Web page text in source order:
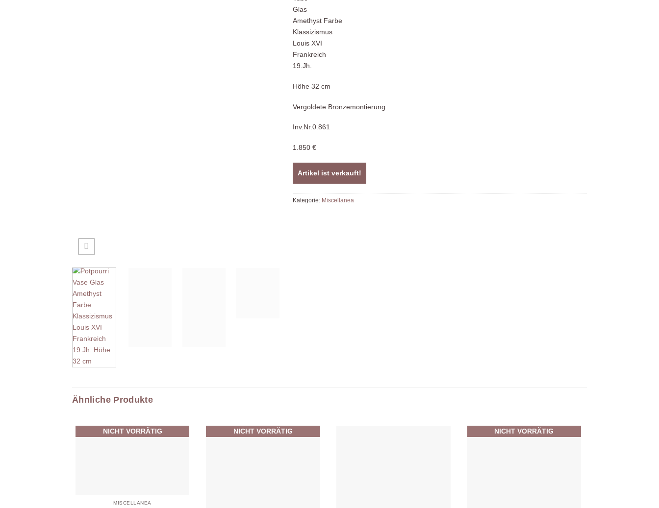
Glas
Amethyst Farbe
Klassizismus
Louis XVI
Frankreich
19.Jh.
Höhe 32 cm
Vergoldete Bronzemontierung
Inv.Nr.0.861
1.850 €
Artikel ist verkauft!
Kategorie: Miscellanea
Ähnliche Produkte
NICHT VORRÄTIG
MISCELLANEA
NICHT VORRÄTIG NICHT VORRÄTIG